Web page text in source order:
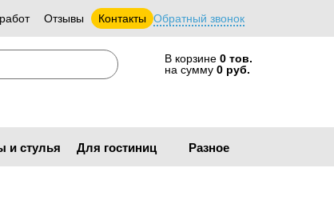
Отзывы Контакты Обратный звонок
В корзине 0 тов.
на сумму 0 руб.
и стулья Для гостиниц Разное